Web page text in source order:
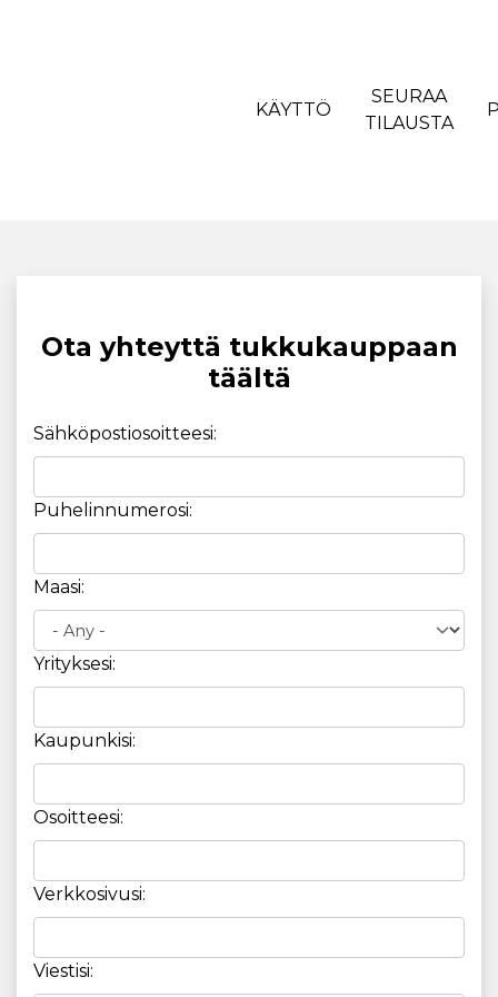
KÄYTTÖ
SEURAA
TILAUSTA
Ota yhteyttä tukkukauppaan
täältä
Sähköpostiosoitteesi:
Puhelinnumerosi:
Maasi:
Yrityksesi:
Kaupunkisi:
Osoitteesi:
Verkkosivusi:
Viestisi: